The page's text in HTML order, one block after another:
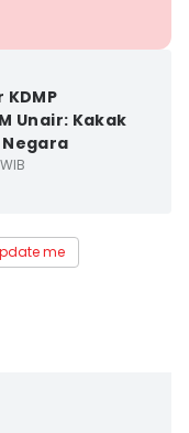
Unair: Kakak
me